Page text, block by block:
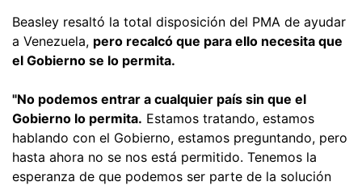
Beasley resaltó la total disposición del PMA de ayudar
a Venezuela, pero recalcó que para ello necesita que
el Gobierno se lo permita.
"No podemos entrar a cualquier país sin que el
Gobierno lo permita. Estamos tratando, estamos
hablando con el Gobierno, estamos preguntando, pero
hasta ahora no se nos está permitido. Tenemos la
esperanza de que podemos ser parte de la solución